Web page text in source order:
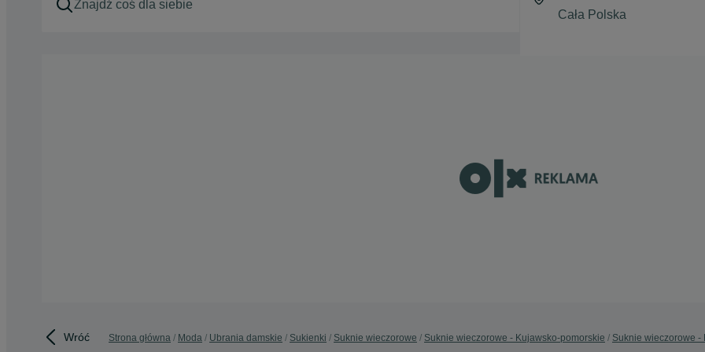
Wróć Strona główna Moda Ubrania damskie Sukienki Suknie wieczorowe Suknie wieczorowe - Kujawsko-pomorskie Suknie wieczorowe -